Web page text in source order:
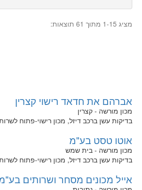
מציג 1-15 מתוך 61 תוצאות:
אברהם את חדאד רישוי קצרין
מכון מורשה - קצרין
בדיקות עשן ברכב דיזל, מכון רישוי-פתוח
אוטו טסט בע"מ
מכון מורשה - בית שמש
בדיקות עשן ברכב דיזל, מכון רישוי-פתוח
אייל מכונים מסחר ושרותים